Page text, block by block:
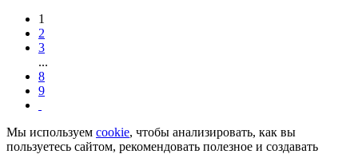
1
2
3
...
8
9
Мы используем cookie, чтобы анализировать, как вы
пользуетесь сайтом, рекомендовать полезное и создавать